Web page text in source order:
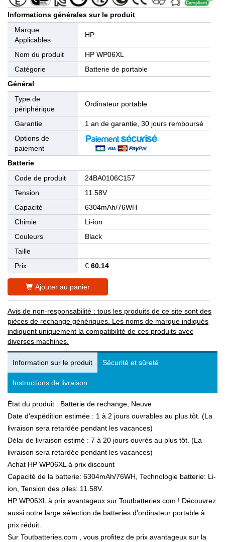
Informations générales sur le produit
Marque
Applicables
HP
Nom du produit
HP WP06XL
Catégorie
Batterie de portable
Général
Type de
périphérique
Ordinateur portable
Garantie
1 an de garantie, 30 jours remboursé
Options de
paiement
Batterie
Code de produit
24BA0106C157
Tension
11.58V
Capacité
6304mAh/76WH
Chimie
Li-ion
Couleurs
Black
Taille
Prix
€ 60.14
Ajouter au panier
Avis de non-responsabilité : tous les produits de ce site sont des
pièces de rechange génériques. Les noms de marque indiqués
indiquent uniquement la compatibilité de ces produits avec
diverses machines.
Information sur le produit Sécurité et sûreté
Instructions de livraison
État du produit : Batterie de rechange, Neuve
Date d'expédition estimée : 1 à 2 jours ouvrables au plus tôt. (La
livraison sera retardée pendant les vacances)
Délai de livraison estimé : 7 à 20 jours ouvrés au plus tôt. (La
livraison sera retardée pendant les vacances)
Achat HP WP06XL à prix discount
Capacité de la batterie: 6304mAh/76WH, Technologie batterie: Li-
ion, Tension des piles: 11.58V.
HP WP06XL à prix avantageux sur Toutbatteries.com ! Découvrez
aussi notre large sélection de batteries d’ordinateur portable à
prix réduit.
Sur Toutbatteries.com , vous profitez de prix avantageux sur la